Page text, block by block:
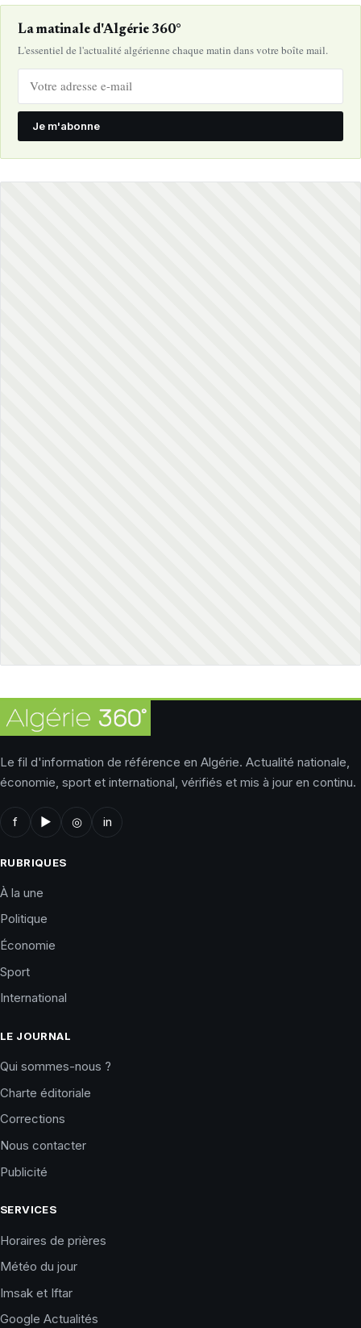
La matinale d'Algérie 360°
L'essentiel de l'actualité algérienne chaque matin dans votre boîte mail.
Je m'abonne
Le fil d'information de référence en Algérie. Actualité nationale,
économie, sport et international, vérifiés et mis à jour en continu.
f ▶ ◎ in
RUBRIQUES
À la une
Politique
Économie
Sport
International
LE JOURNAL
Qui sommes-nous ?
Charte éditoriale
Corrections
Nous contacter
Publicité
SERVICES
Horaires de prières
Météo du jour
Imsak et Iftar
Google Actualités